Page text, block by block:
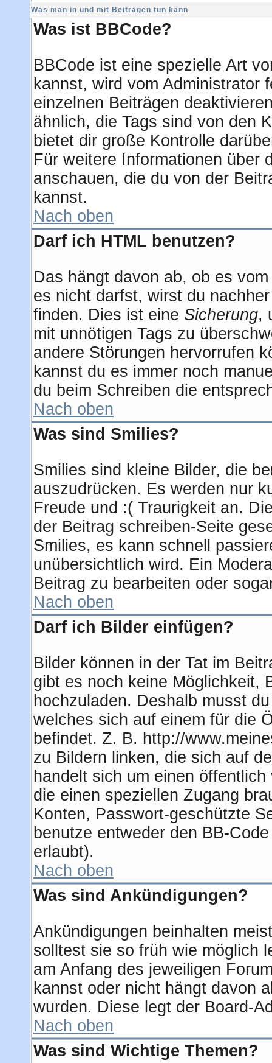
Was man in und mit Beiträgen tun kann
Was ist BBCode?
BBCode ist eine spezielle Art
kannst, wird vom Administrator
einzelnen Beiträgen
ähnlich, die Tags sind von den
bietet dir große Kontrolle
Für weitere Informationen über
anschauen, die du von der
kannst.
Nach oben
Darf ich HTML benutzen?
Das hängt davon ab, ob es
es nicht darfst, wirst du
finden. Dies ist eine Sicherung,
mit unnötigen Tags zu
andere Störungen hervorrufen
kannst du es immer noch
du beim Schreiben die
Nach oben
Was sind Smilies?
Smilies sind kleine Bilder, die
auszudrücken. Es werden nur
Freude und :( Traurigkeit an.
der Beitrag schreiben-Seite
Smilies, es kann schnell
unübersichtlich wird. Ein
Beitrag zu bearbeiten oder
Nach oben
Darf ich Bilder einfügen?
Bilder können in der Tat im
gibt es noch keine Möglichkeit,
hochzuladen. Deshalb musst
welches sich auf einem für die
befindet. Z. B. http://
zu Bildern linken, die sich auf
handelt sich um einen
die einen speziellen Zugang
Konten, Passwort-geschützte
benutze entweder den BB-
erlaubt).
Nach oben
Was sind Ankündigungen?
Ankündigungen beinhalten
solltest sie so früh wie möglich
am Anfang des jeweiligen
kannst oder nicht hängt davon
wurden. Diese legt der Board-
Nach oben
Was sind Wichtige Themen?